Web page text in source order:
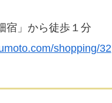
宿」から徒歩１分
shopping/32